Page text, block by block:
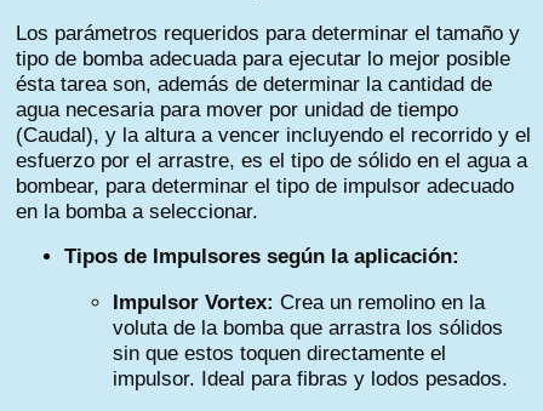
Los parámetros requeridos para determinar el tamaño y
tipo de bomba adecuada para ejecutar lo mejor posible
ésta tarea son, además de determinar la cantidad de
agua necesaria para mover por unidad de tiempo
(Caudal), y la altura a vencer incluyendo el recorrido y el
esfuerzo por el arrastre, es el tipo de sólido en el agua a
bombear, para determinar el tipo de impulsor adecuado
en la bomba a seleccionar.
Tipos de Impulsores según la aplicación:
Impulsor Vortex: Crea un remolino en la
voluta de la bomba que arrastra los sólidos
sin que estos toquen directamente el
impulsor. Ideal para fibras y lodos pesados.